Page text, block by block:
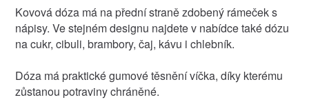
Kovová dóza má na přední straně zdobený rámeček s
nápisy. Ve stejném designu najdete v nabídce také dózu
na cukr, cibuli, brambory, čaj, kávu i chlebník.
Dóza má praktické gumové těsnění víčka, díky kterému
zůstanou potraviny chráněné.